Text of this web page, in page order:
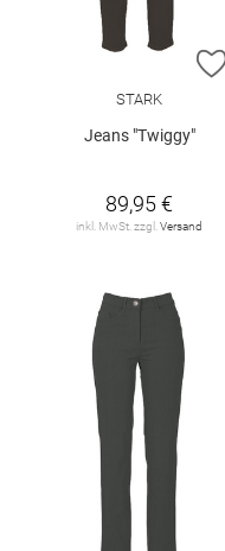
STARK
Jeans "Twiggy"
89,95 €
inkl. MwSt. zzgl. Versand